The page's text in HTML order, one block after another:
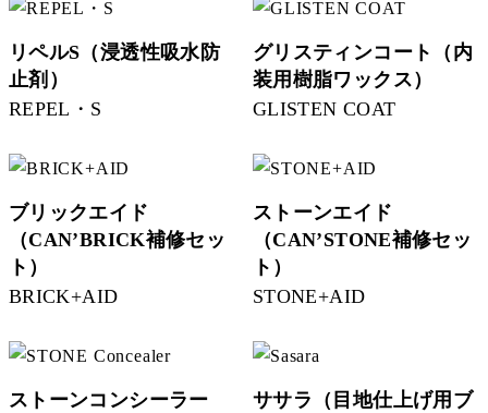
リペルS（浸透性吸水防
止剤）
REPEL・S
グリスティンコート（内
装用樹脂ワックス）
GLISTEN COAT
ブリックエイド
（CAN’BRICK補修セッ
ト）
BRICK+AID
ストーンエイド
（CAN’STONE補修セッ
ト）
STONE+AID
ストーンコンシーラー
ササラ（目地仕上げ用ブ